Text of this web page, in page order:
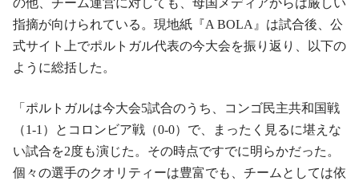
の他、チーム運営に対しても、母国メディアからは厳しい
指摘が向けられている。現地紙『A BOLA』は試合後、公
式サイト上でポルトガル代表の今大会を振り返り、以下の
ように総括した。
「ポルトガルは今大会5試合のうち、コンゴ民主共和国戦
（1-1）とコロンビア戦（0-0）で、まったく見るに堪えな
い試合を2度も演じた。その時点ですでに明らかだった。
個々の選手のクオリティーは豊富でも、チームとしては依